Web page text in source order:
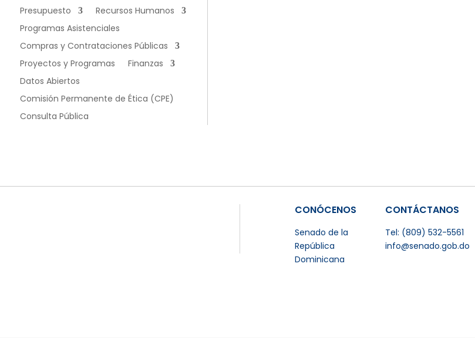
Presupuesto
Recursos Humanos
Programas Asistenciales
Compras y Contrataciones Públicas
Proyectos y Programas
Finanzas
Datos Abiertos
Comisión Permanente de Ética (CPE)
Consulta Pública
CONÓCENOS
Senado de la
República
Dominicana
CONTÁCTANOS
Tel: (809) 532-5561
info@senado.gob.do